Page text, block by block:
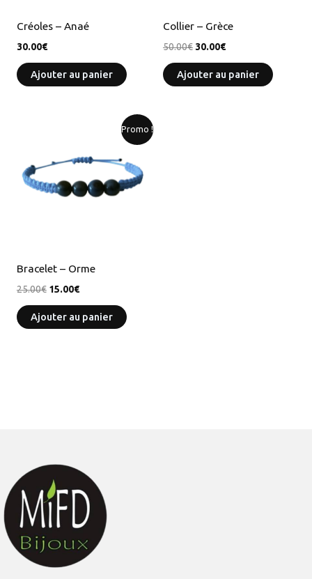
Créoles – Anaé
30.00€
Ajouter au panier
Collier – Grèce
50.00€ 30.00€
Ajouter au panier
Promo !
Bracelet – Orme
25.00€
était :
15.00€
est :
Ajouter au panier